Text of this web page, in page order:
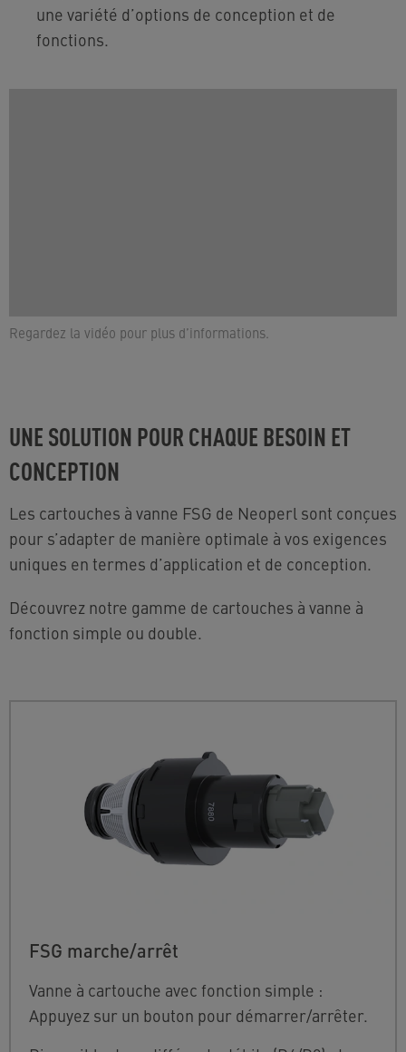
Regardez la vidéo pour plus d’informations.
une variété d’options de conception et de
fonctions.
UNE SOLUTION POUR CHAQUE BESOIN ET
CONCEPTION
Les cartouches à vanne FSG de Neoperl sont conçues
pour s’adapter de manière optimale à vos exigences
uniques en termes d’application et de conception.
Découvrez notre gamme de cartouches à vanne à
fonction simple ou double.
FSG marche/arrêt
Vanne à cartouche avec fonction simple :
Appuyez sur un bouton pour démarrer/arrêter.